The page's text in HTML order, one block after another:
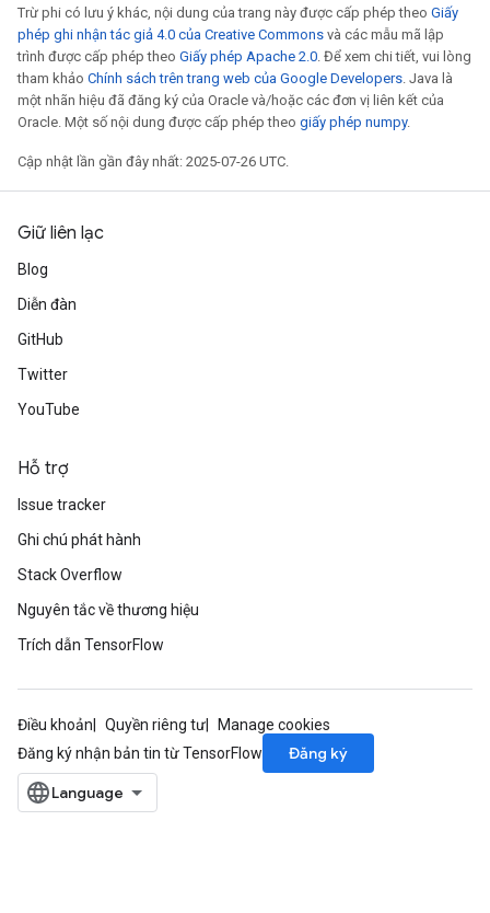
Trừ phi có lưu ý khác, nội dung của trang này được cấp phép theo Giấy
phép ghi nhận tác giả 4.0 của Creative Commons và các mẫu mã lập
trình được cấp phép theo Giấy phép Apache 2.0. Để xem chi tiết, vui lòng
tham khảo Chính sách trên trang web của Google Developers. Java là
một nhãn hiệu đã đăng ký của Oracle và/hoặc các đơn vị liên kết của
Oracle. Một số nội dung được cấp phép theo giấy phép numpy.
Cập nhật lần gần đây nhất: 2025-07-26 UTC.
Giữ liên lạc
Blog
Diễn đàn
GitHub
Twitter
YouTube
Hỗ trợ
Issue tracker
Ghi chú phát hành
Stack Overflow
Nguyên tắc về thương hiệu
Trích dẫn TensorFlow
Điều khoản Quyền riêng tư
Manage cookies
Đăng ký nhận bản tin từ TensorFlow
Đăng ký